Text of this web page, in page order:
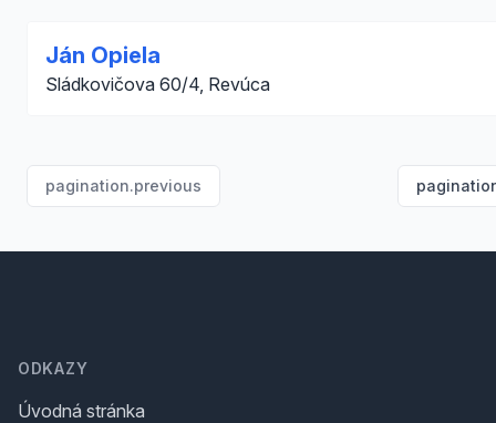
Ján Opiela
Sládkovičova 60/4, Revúca
pagination.previous
ODKAZY
Úvodná stránka